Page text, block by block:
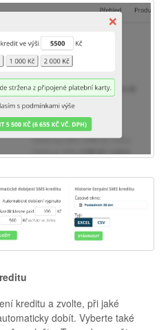
kreditu a zvolte, při jaké
dobít. Vyberte také